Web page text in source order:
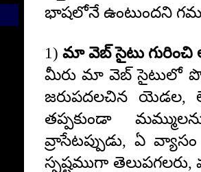
భాషలోనే ఉంటుందని
1) మా వెబ్ సైటు గురించి
మీరు మా వెబ్ సైటులో
జరుపదలచిన యెడల,
తప్పకుండా
వ్రాసేటప్పుడు, ఏ
స్పష్టముగా